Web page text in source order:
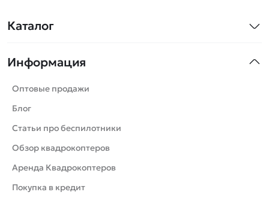
Каталог
Машинки
Танки
Вертолеты
Катера
Роботы
Самолеты
Сборные модели
Информация
Оптовые продажи
Блог
Статьи про беспилотники
Обзор квадрокоптеров
Аренда Квадрокоптеров
Покупка в кредит